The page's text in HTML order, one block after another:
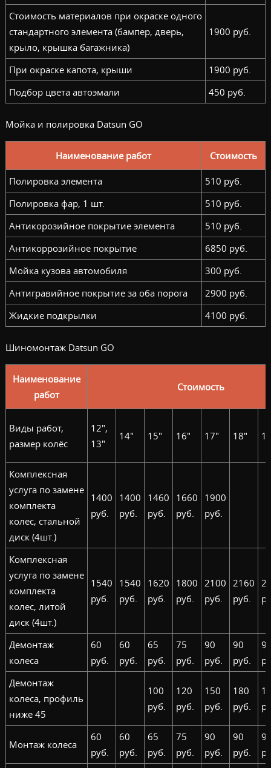
Стоимость материалов при окраске одного
стандартного элемента (бампер, дверь,
крыло, крышка багажника)
1900 руб.
При окраске капота, крыши
1900 руб.
Подбор цвета автоэмали
450 руб.
Мойка и полировка Datsun GO
Наименование работ Стоимость
Полировка элемента
510 руб.
Полировка фар, 1 шт.
510 руб.
Антикорозийное покрытие элемента
510 руб.
Антикоррозийное покрытие
6850 руб.
Мойка кузова автомобиля
300 руб.
Антигравийное покрытие за оба порога
2900 руб.
Жидкие подкрылки
4100 руб.
Шиномонтаж Datsun GO
Наименование
работ
Стоимость
Виды работ,
размер колёс
12",
13"
14" 15" 16" 17" 18"
Комплексная
услуга по замене
комплекта
колес, стальной
диск (4шт.)
1400
руб.
1400
руб.
1460
руб.
1660
руб.
1900
руб.
Комплексная
услуга по замене
комплекта
колес, литой
диск (4шт.)
1540
руб.
1540
руб.
1620
руб.
1800
руб.
2100
руб.
2160
руб.
Демонтаж
колеса
60
руб.
60
руб.
65
руб.
75
руб.
90
руб.
90
руб.
Демонтаж
колеса, профиль
ниже 45
100
руб.
120
руб.
150
руб.
180
руб.
Монтаж колеса
60
руб.
60
руб.
65
руб.
75
руб.
90
руб.
90
руб.